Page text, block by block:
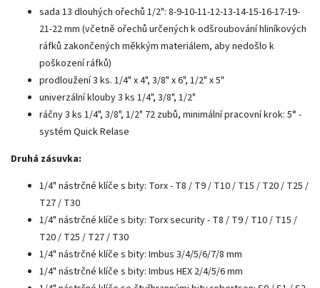
sada 13 dlouhých ořechů 1/2": 8-9-10-11-12-13-14-15-16-17-19-
21-22 mm (včetně ořechů určených k odšroubování hliníkových
ráfků zakončených měkkým materiálem, aby nedošlo k
poškození ráfků)
prodloužení 3 ks. 1/4" x 4", 3/8" x 6", 1/2" x 5"
univerzální klouby 3 ks 1/4", 3/8", 1/2"
ráčny 3 ks 1/4", 3/8", 1/2" 72 zubů, minimální pracovní krok: 5° -
systém Quick Relase
Druhá zásuvka:
1/4" nástrčné klíče s bity: Torx - T8 / T9 / T10 / T15 / T20 / T25 /
T27 / T30
1/4" nástrčné klíče s bity: Torx security - T8 / T9 / T10 / T15 /
T20 / T25 / T27 / T30
1/4" nástrčné klíče s bity: Imbus 3/4/5/6/7/8 mm
1/4" nástrčné klíče s bity: Imbus HEX 2/4/5/6 mm